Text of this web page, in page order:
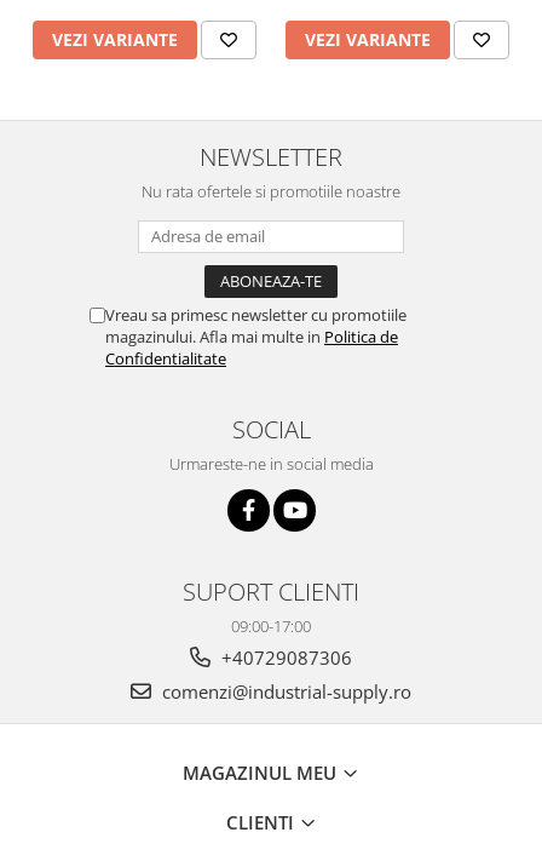
VEZI VARIANTE VEZI VARIANTE
NEWSLETTER
Nu rata ofertele si promotiile noastre
Vreau sa primesc newsletter cu promotiile
magazinului. Afla mai multe in Politica de
Confidentialitate
SOCIAL
Urmareste-ne in social media
SUPORT CLIENTI
09:00-17:00
+40729087306
comenzi@industrial-supply.ro
MAGAZINUL MEU
CLIENTI